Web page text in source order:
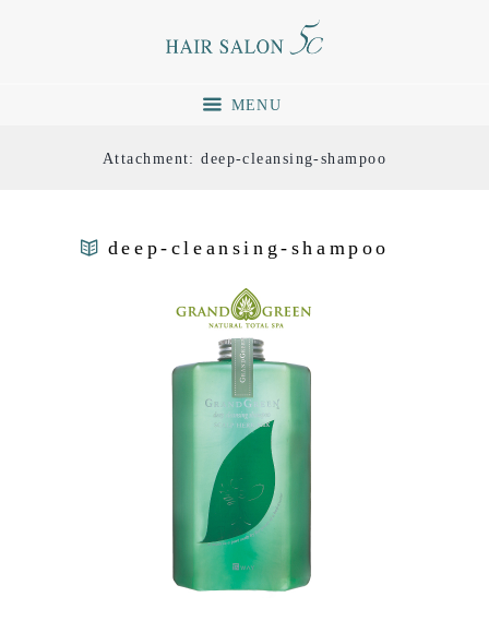
MENU
Attachment: deep-cleansing-shampoo
deep-cleansing-shampoo